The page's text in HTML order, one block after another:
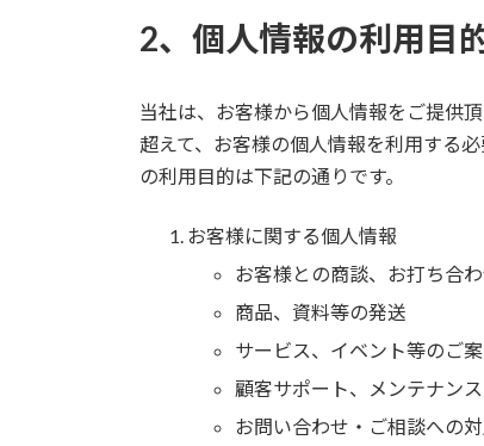
2、個人情報の利用目
当社は、お客様から個人情報をご提供
超えて、お客様の個人情報を利用する
の利用目的は下記の通りです。
お客様に関する個人情報
お客様との商談、お打ち合
商品、資料等の発送
サービス、イベント等のご
顧客サポート、メンテナン
お問い合わせ・ご相談への